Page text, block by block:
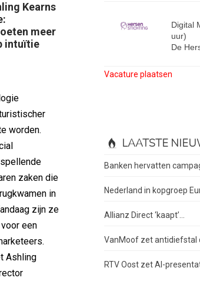
Kearns
meer
intuïtie
worden.
zaken die
in
zijn ze
een
Ashling
Digital
uur)
De
Vacature plaatsen
LAATSTE
Banken hervatten
Nederland in kopgroep
Allianz Direct ‘kaapt’...
VanMoof zet antidiefstal
RTV Oost zet AI-